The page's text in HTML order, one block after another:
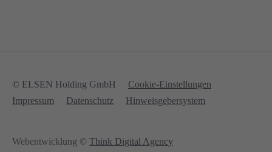
© ELSEN Holding GmbH
Cookie-Einstellungen
Impressum
Datenschutz Hinweisgebersystem
Webentwicklung © Think Digital Agency